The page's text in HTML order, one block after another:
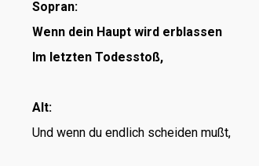
Sopran:
Wenn dein Haupt wird erblassen
Im letzten Todesstoß,
Alt:
Und wenn du endlich scheiden mußt,